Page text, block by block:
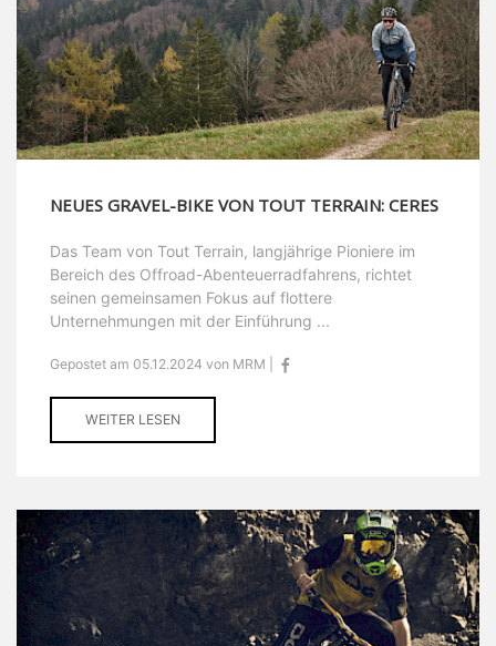
NEUES GRAVEL-BIKE VON TOUT TERRAIN: CERES
Das Team von Tout Terrain, langjährige Pioniere im
Bereich des Offroad-Abenteuerradfahrens, richtet
seinen gemeinsamen Fokus auf flottere
Unternehmungen mit der Einführung ...
Gepostet am 05.12.2024 von MRM |
WEITER LESEN